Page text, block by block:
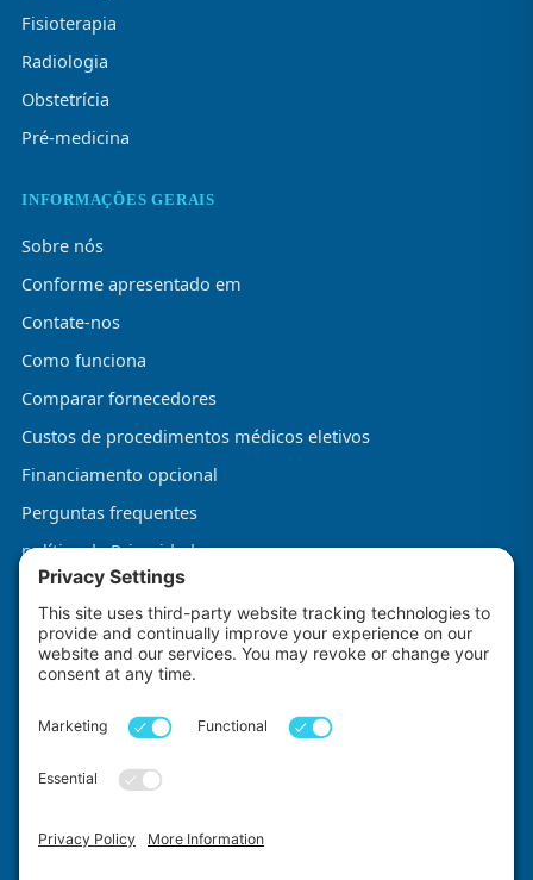
Fisioterapia
Radiologia
Obstetrícia
Pré-medicina
INFORMAÇÕES GERAIS
Sobre nós
Conforme apresentado em
Contate-nos
Como funciona
Comparar fornecedores
Custos de procedimentos médicos eletivos
Financiamento opcional
Perguntas frequentes
política de Privacidade
Termos e Condições
Política de Cookies